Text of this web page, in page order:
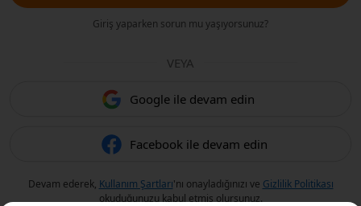
Giriş yaparken sorun mu yaşıyorsunuz?
VEYA
Google ile devam edin
Facebook ile devam edin
Devam ederek, Kullanım Şartları'nı onayladığınızı ve Gizlilik Politikası
okuduğunuzu kabul etmiş olursunuz.